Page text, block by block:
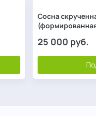
Сосна
25 000 руб.